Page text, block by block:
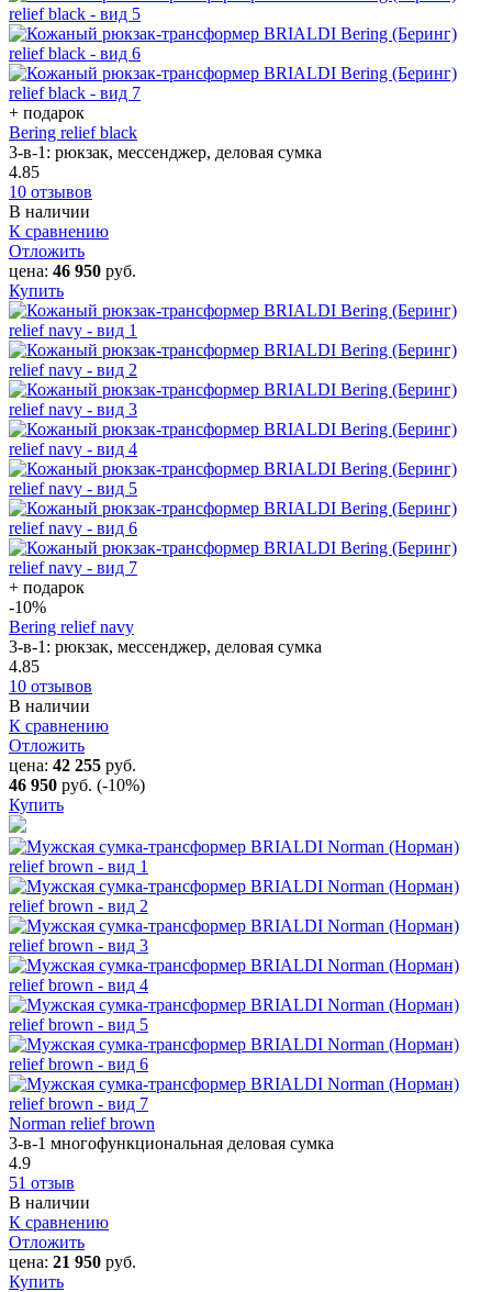
+ подарок
Bering relief black
3-в-1: рюкзак, мессенджер, деловая сумка
4.85
10 отзывов
В наличии
К сравнению
Отложить
цена: 46 950 руб.
Купить
+ подарок
-10%
Bering relief navy
3-в-1: рюкзак, мессенджер, деловая сумка
4.85
10 отзывов
В наличии
К сравнению
Отложить
цена: 42 255 руб.
46 950 руб. (-10%)
Купить
Norman relief brown
3-в-1 многофункциональная деловая сумка
4.9
51 отзыв
В наличии
К сравнению
Отложить
цена: 21 950 руб.
Купить